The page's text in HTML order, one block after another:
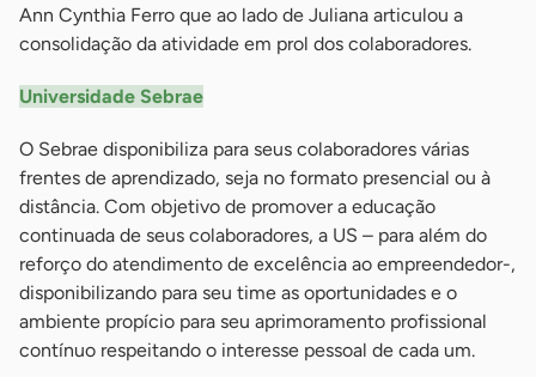
Ann Cynthia Ferro que ao lado de Juliana articulou a
consolidação da atividade em prol dos colaboradores.
Universidade Sebrae
O Sebrae disponibiliza para seus colaboradores várias
frentes de aprendizado, seja no formato presencial ou à
distância. Com objetivo de promover a educação
continuada de seus colaboradores, a US – para além do
reforço do atendimento de excelência ao empreendedor-,
disponibilizando para seu time as oportunidades e o
ambiente propício para seu aprimoramento profissional
contínuo respeitando o interesse pessoal de cada um.